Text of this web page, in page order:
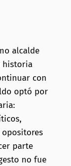
alcalde
historia
con
optó por
parte
no fue